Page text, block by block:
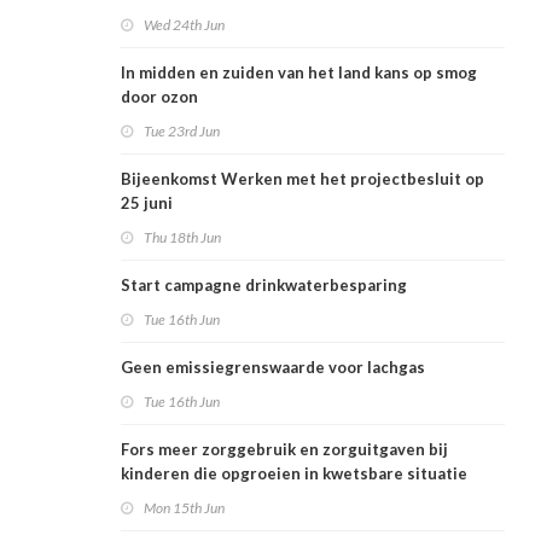
Wed 24th Jun
In midden en zuiden van het land kans op smog
door ozon
Tue 23rd Jun
Bijeenkomst Werken met het projectbesluit op
25 juni
Thu 18th Jun
Start campagne drinkwaterbesparing
Tue 16th Jun
Geen emissiegrenswaarde voor lachgas
Tue 16th Jun
Fors meer zorggebruik en zorguitgaven bij
kinderen die opgroeien in kwetsbare situatie
Mon 15th Jun